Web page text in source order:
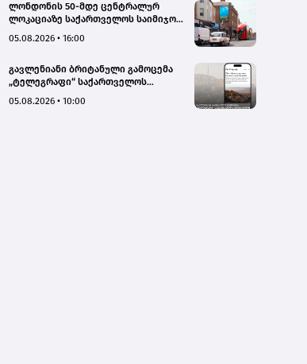
დარსალია
ლონდონის 50-მდე ცენტრალურ
ლოკაციაზე საქართველოს საიმიჯო
05.08.2026 • 16:00
გავლენიანი ბრიტანული გამოცემა
„ტელეგრაფი“ საქართველოს
სტატიების ციკლს აქვეყნებს
05.08.2026 • 10:00